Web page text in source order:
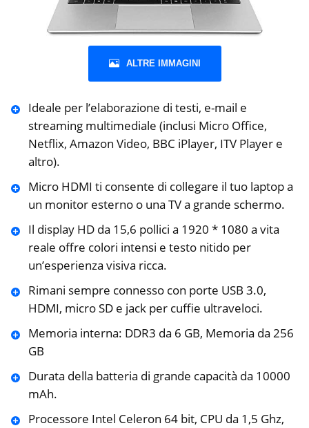
ALTRE IMMAGINI
Ideale per l’elaborazione di testi, e-mail e
streaming multimediale (inclusi Micro Office,
Netflix, Amazon Video, BBC iPlayer, ITV Player e
altro).
Micro HDMI ti consente di collegare il tuo laptop a
un monitor esterno o una TV a grande schermo.
Il display HD da 15,6 pollici a 1920 * 1080 a vita
reale offre colori intensi e testo nitido per
un’esperienza visiva ricca.
Rimani sempre connesso con porte USB 3.0,
HDMI, micro SD e jack per cuffie ultraveloci.
Memoria interna: DDR3 da 6 GB, Memoria da 256
GB
Durata della batteria di grande capacità da 10000
mAh.
Processore Intel Celeron 64 bit, CPU da 1,5 Ghz,